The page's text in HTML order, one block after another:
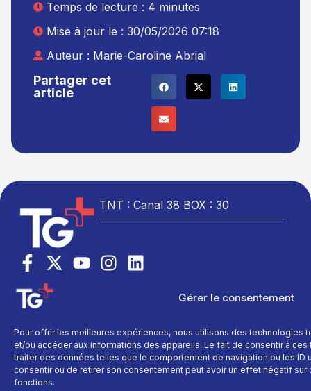
Gérer le consentement
Pour offrir les meilleures expériences, nous utilisons des technologies
et/ou accéder aux informations des appareils. Le fait de consentir à
traiter des données telles que le comportement de navigation ou les ID
consentir ou de retirer son consentement peut avoir un effet négatif
fonctions.
Partager cet
article
Temps de lecture : 4 minutes
Mise à jour le : 30/05/2026 07:18
Auteur : Marie-Caroline Abrial
TNT : Canal 38 BOX : 30
Site réalisé par
L’agence
TG+
Fil info
Direct
Programme TV
La chaine
Mentions légales
Données
personnelles
info
Sport
Montagne
Recettes